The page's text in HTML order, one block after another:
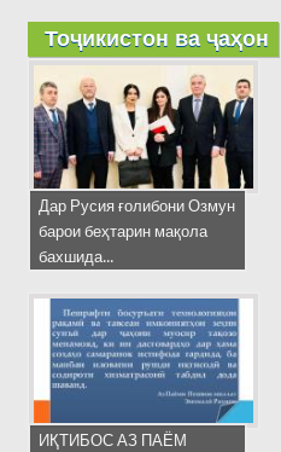
Тоҷикистон ва ҷаҳон
Дар Русия ғолибони Озмун
барои беҳтарин мақола
бахшида...
ИҚТИБОС АЗ ПАЁМ